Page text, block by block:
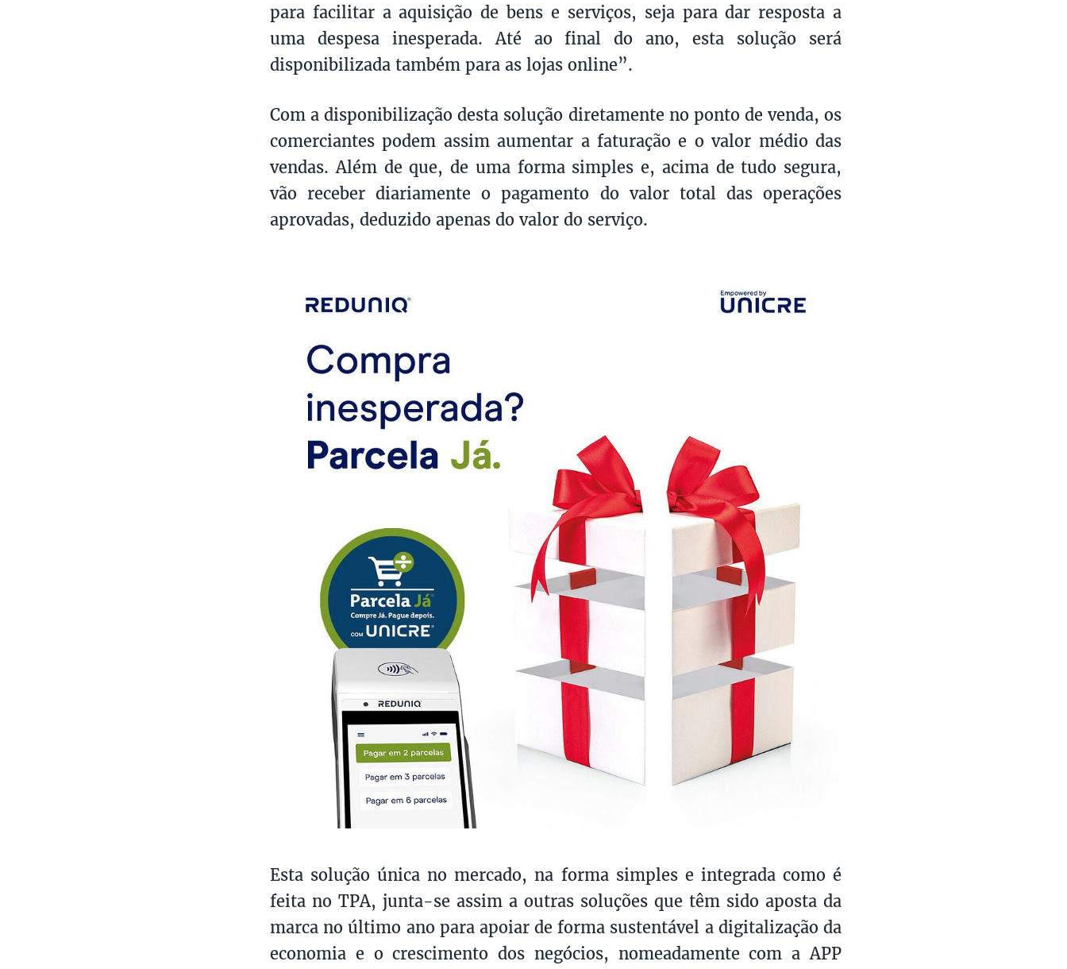
para facilitar a aquisição de bens e serviços, seja para dar resposta a
uma despesa inesperada. Até ao final do ano, esta solução será
disponibilizada também para as lojas online”.
Com a disponibilização desta solução diretamente no ponto de venda, os
comerciantes podem assim aumentar a faturação e o valor médio das
vendas. Além de que, de uma forma simples e, acima de tudo segura,
vão receber diariamente o pagamento do valor total das operações
aprovadas, deduzido apenas do valor do serviço.
Esta solução única no mercado, na forma simples e integrada como é
feita no TPA, junta-se assim a outras soluções que têm sido aposta da
marca no último ano para apoiar de forma sustentável a digitalização da
economia e o crescimento dos negócios, nomeadamente com a APP